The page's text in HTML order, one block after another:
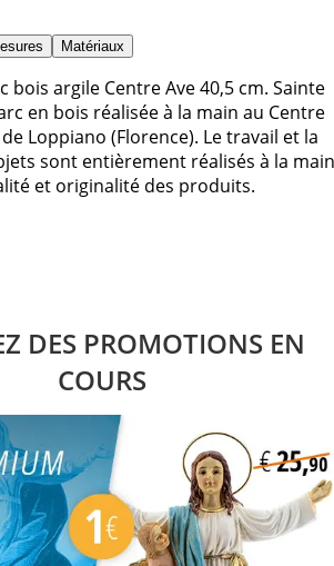
Matériaux
bois argile Centre Ave 40,5 cm. Sainte
en bois réalisée à la main au Centre
Loppiano (Florence). Le travail et la
sont entièrement réalisés à la
et originalité des produits.
DES PROMOTIONS EN
COURS